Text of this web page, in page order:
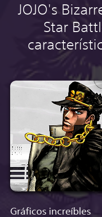
JOJO's
Star
Gráficos increíbles